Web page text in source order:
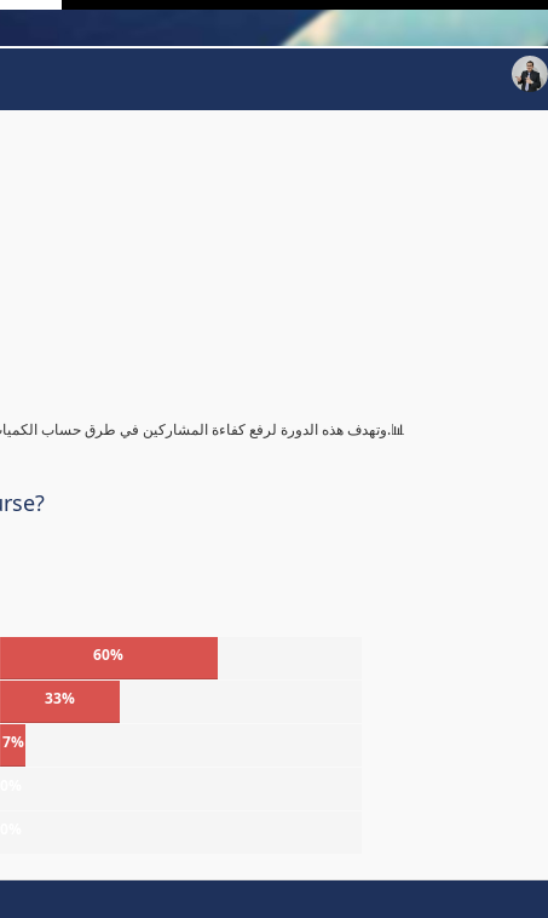
وتهدف هذه الدورة لرفع كفاءة المشاركين في طرق حساب الكميات بالمشروعات الإنشائية والمدنية وعمليات التقدير والحصر للكميات.📊
60%
33%
7%